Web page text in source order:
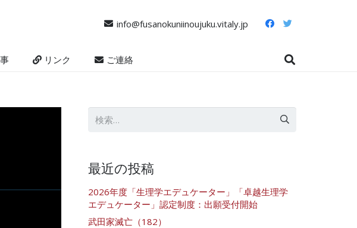
info@fusanokuniinoujuku.vitaly.jp
リンク ご連絡
最近の投稿
2026年度「生理学エデュケーター」「卓越生理学
エデュケーター」認定制度：出願受付開始
武田家滅亡（182）